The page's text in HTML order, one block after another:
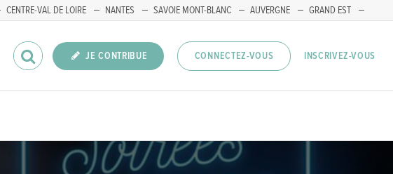
CENTRE-VAL DE LOIRE NANTES SAVOIE MONT-BLANC AUVERGNE
GRAND EST
JE CONTRIBUE CONNECTEZ-VOUS INSCRIVEZ-VOUS